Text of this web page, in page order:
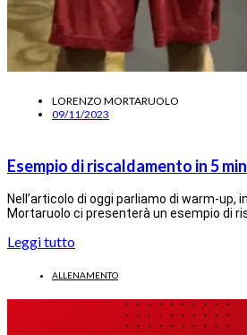
LORENZO MORTARUOLO
09/11/2023
Esempio di riscaldamento in 5
Nell’articolo di oggi parliamo di warm-up,
Mortaruolo ci presenterà un esempio di
Leggi tutto
ALLENAMENTO